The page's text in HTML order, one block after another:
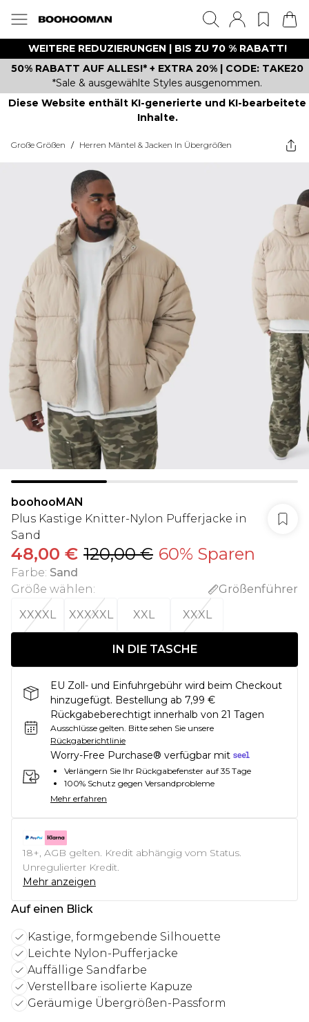
WEITERE REDUZIERUNGEN | BIS ZU 70 % RABATT!
50% RABATT AUF ALLES!* + EXTRA 20% | CODE: TAKE20
*Sale & ausgewählte Styles ausgenommen.
Diese Website enthält KI-generierte und KI-bearbeitete
Inhalte.
Große Größen / Herren Mäntel & Jacken In Übergrößen
boohooMAN
Plus Kastige Knitter-Nylon Pufferjacke in
Sand
48,00 € 120,00 € 60% Sparen
Farbe: Sand
Größe wählen:
Größenführer
XXXXL
XXXXXL XXL XXXL
IN DIE TASCHE
EU Zoll- und Einfuhrgebühr wird beim Checkout
hinzugefügt. Bestellung ab 7,99 €
Rückgabeberechtigt innerhalb von 21 Tagen
Ausschlüsse gelten. Bitte sehen Sie unsere
Rückgaberichtlinie
Worry-Free Purchase® verfügbar mit
Verlängern Sie Ihr Rückgabefenster auf 35 Tage
100% Schutz gegen Versandprobleme
Mehr erfahren
18+, AGB gelten. Kredit abhängig vom Status.
Unregulierter Kredit.
Mehr anzeigen
Auf einen Blick
Kastige, formgebende Silhouette
Leichte Nylon-Pufferjacke
Auffällige Sandfarbe
Verstellbare isolierte Kapuze
Geräumige Übergrößen-Passform